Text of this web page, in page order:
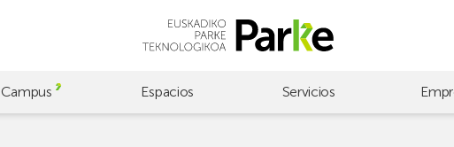
Campus Espacios Servicios